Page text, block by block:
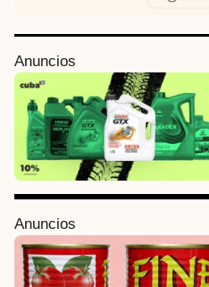
Anuncios
Anuncios
P
o
P
a
g
i
n
a